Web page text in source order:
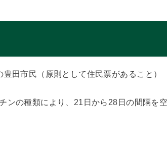
田市民（原則として住民票があること）
ンの種類により、21日から28日の間隔を